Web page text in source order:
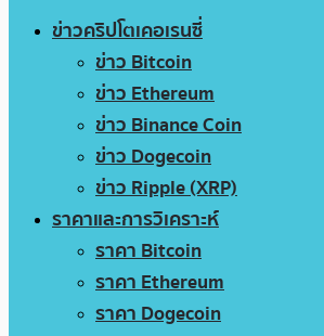
ข่าวคริปโตเคอเรนซี่
ข่าว Bitcoin
ข่าว Ethereum
ข่าว Binance Coin
ข่าว Dogecoin
ข่าว Ripple (XRP)
ราคาและการวิเคราะห์
ราคา Bitcoin
ราคา Ethereum
ราคา Dogecoin